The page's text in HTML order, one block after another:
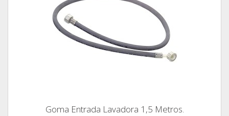
Goma Entrada Lavadora 1,5 Metros.